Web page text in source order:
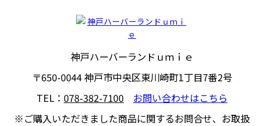
神戸ハーバーランドｕｍｉｅ
〒650-0044神戸市中央区東川崎町1丁目7番2号
TEL： 078-382-7100
お問い合わせはこちら
※ご購入いただきました商品に関するお問合せ、 お取扱